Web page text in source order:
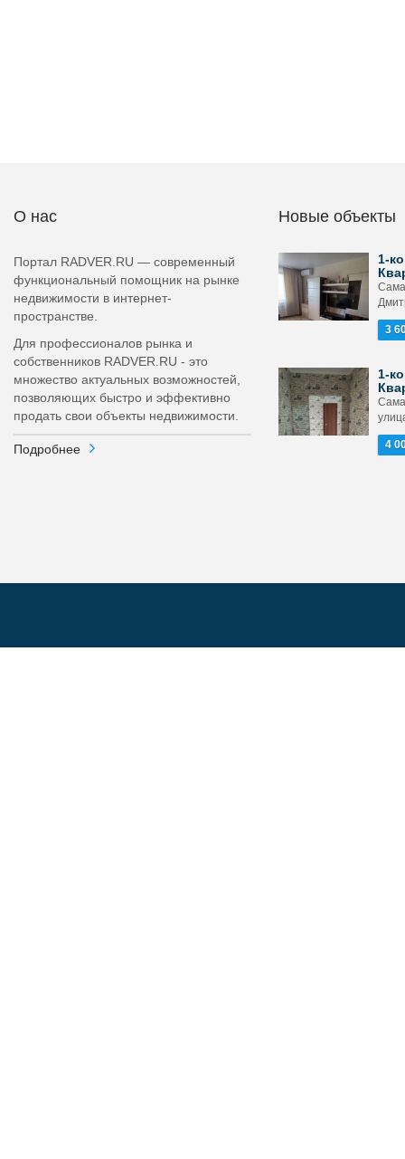
О нас
Портал RADVER.RU — современный
функциональный помощник на рынке
недвижимости в интернет-
пространстве.
Для профессионалов рынка и
собственников RADVER.RU - это
множество актуальных возможностей,
позволяющих быстро и эффективно
продать свои объекты недвижимости.
Подробнее
Новые объекты
1-
3
1-
4